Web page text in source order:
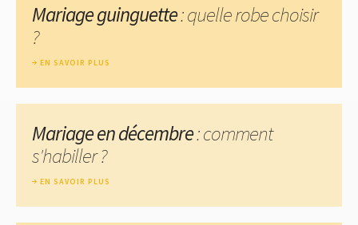
Mariage guinguette: quelle robe choisir
?
EN SAVOIR PLUS
Mariage en décembre: comment
s'habiller ?
EN SAVOIR PLUS